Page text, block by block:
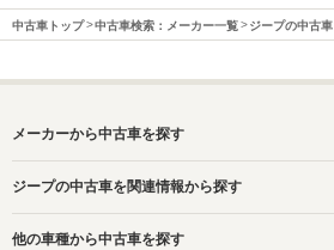
中古車トップ 中古車検索：メーカー一覧 ジープの中古車
メーカーから中古車を探す
ジープの中古車を関連情報から探す
他の車種から中古車を探す